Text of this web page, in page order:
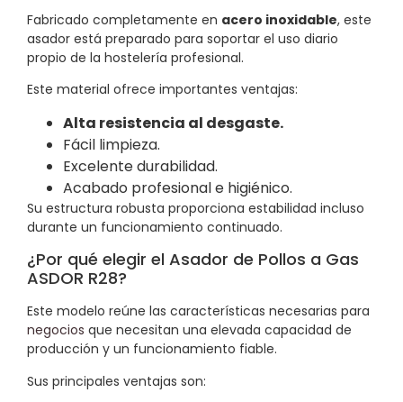
Fabricado completamente en acero inoxidable, este
asador está preparado para soportar el uso diario
propio de la hostelería profesional.
Este material ofrece importantes ventajas:
Alta resistencia al desgaste.
Fácil limpieza.
Excelente durabilidad.
Acabado profesional e higiénico.
Su estructura robusta proporciona estabilidad incluso
durante un funcionamiento continuado.
¿Por qué elegir el Asador de Pollos a Gas
ASDOR R28?
Este modelo reúne las características necesarias para
negocios que necesitan una elevada capacidad de
producción y un funcionamiento fiable.
Sus principales ventajas son: